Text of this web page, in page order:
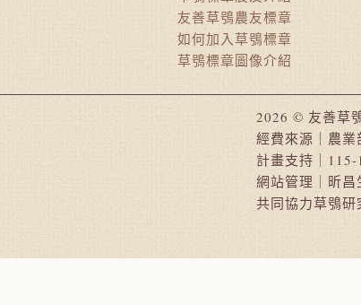
友善草鴞農友標章
如何加入草鴞標章
草鴞標章圖像介紹
2026 © 友善草
經費來源｜農
計畫支持｜
網站管理｜昕昌
共同協力草鴞